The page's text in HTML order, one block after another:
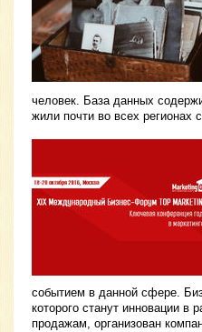
человек. База данных
жили почти во всех регионах
событием в данной сфере.
которого станут инновации в
продажам, организован